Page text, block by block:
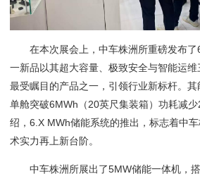
在本次展会上，中车株洲所重磅发布了
一新品以其超大容量、极致安全与智能运
最受瞩目的产品之一，引领行业新标杆。其
单舱突破6MWh（20英尺集装箱）功耗减
绍，6.X MWh储能系统的推出，标志着中
术实力再上新台阶。
中车株洲所展出了5MW储能一体机，搭